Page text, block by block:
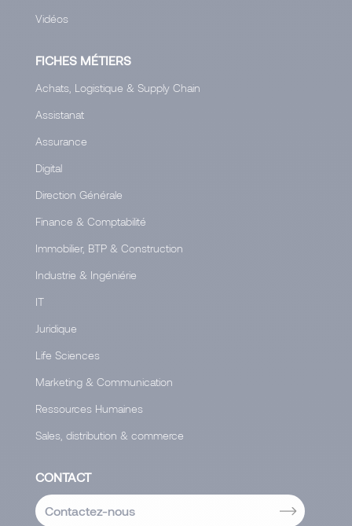
Vidéos
FICHES MÉTIERS
Achats, Logistique & Supply Chain
Assistanat
Assurance
Digital
Direction Générale
Finance & Comptabilité
Immobilier, BTP & Construction
Industrie & Ingéniérie
IT
Juridique
Life Sciences
Marketing & Communication
Ressources Humaines
Sales, distribution & commerce
CONTACT
Contactez-nous